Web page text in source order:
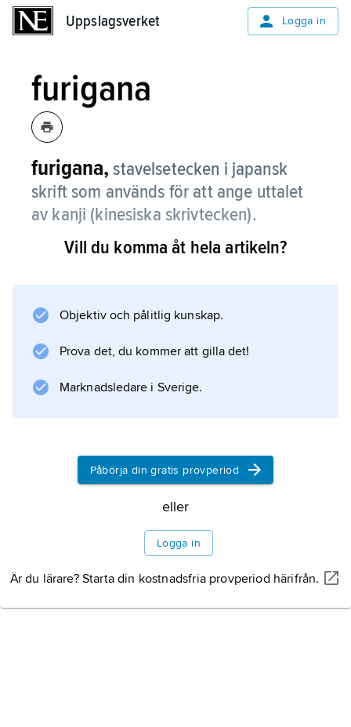
Uppslagsverket Logga in
furigana
furigana, stavelsetecken i japansk
skrift som används för att ange uttalet
av kanji (kinesiska skrivtecken).
Furigana skrivs med mindre stil bredvid eller
Information om artikeln
Vill du komma åt hela artikeln?
Objektiv och pålitlig kunskap.
Prova det, du kommer att gilla det!
Marknadsledare i Sverige.
Påbörja din gratis provperiod
eller
Logga in
Är du lärare? Starta din kostnadsfria provperiod härifrån.